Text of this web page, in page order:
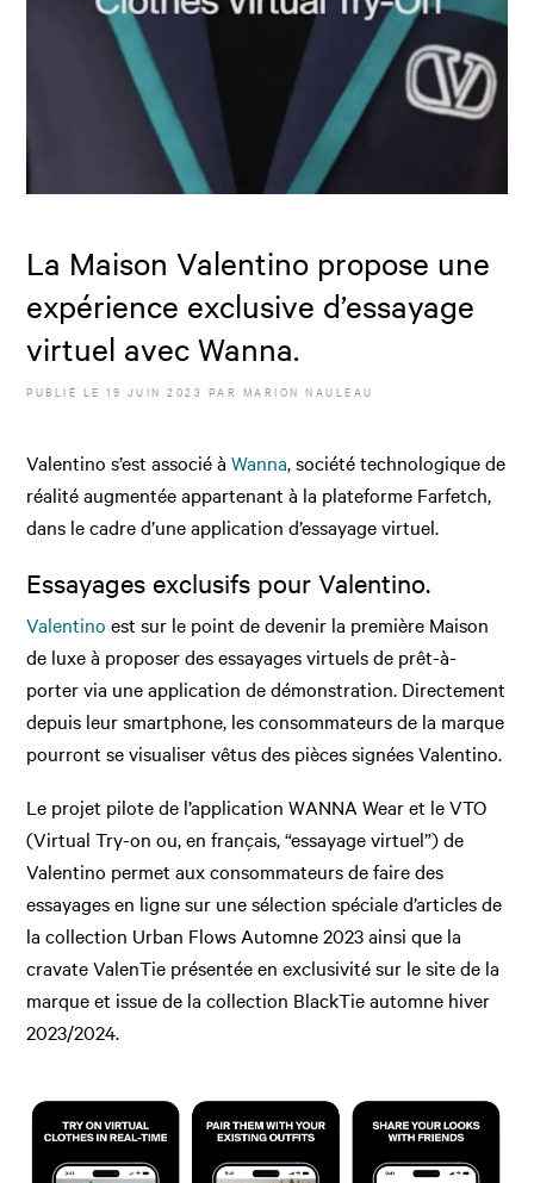
La Maison Valentino propose une
expérience exclusive d’essayage
virtuel avec Wanna.
PUBLIÉ LE19 JUIN 2023 PAR MARION NAULEAU
Valentino s’est associé àWanna, société technologique de
réalité augmentée appartenant à la plateforme Farfetch,
dans le cadre d’une application d’essayage virtuel.
Essayages exclusifs pour Valentino.
Valentino est sur le point de devenir la première Maison
de luxe à proposer des essayages virtuels de prêt-à-
porter via une application de démonstration. Directement
depuis leur smartphone, les consommateurs de la marque
pourront se visualiser vêtus des pièces signées Valentino.
Le projet pilote de l’application WANNA Wear et le VTO
(Virtual Try-on ou, en français, “essayage virtuel”) de
Valentino permet aux consommateurs de faire des
essayages en ligne sur une sélection spéciale d’articles de
la collection Urban Flows Automne 2023 ainsi que la
cravate ValenTie présentée en exclusivité sur le site de la
marque et issue de la collection BlackTie automne hiver
2023/2024.